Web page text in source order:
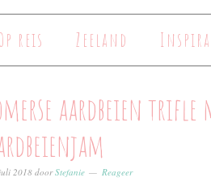
reis Zeeland
aardbeien trifle
2018doorStefanie Reageer